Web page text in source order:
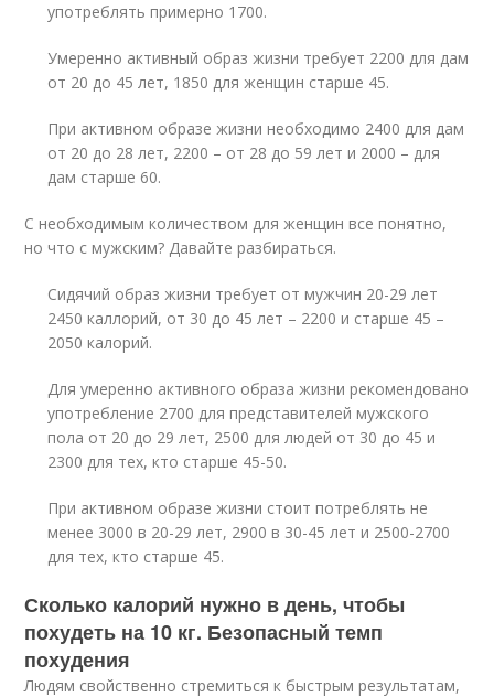
употреблять примерно 1700.
Умеренно активный образ жизни требует 2200 для дам
от 20 до 45 лет, 1850 для женщин старше 45.
При активном образе жизни необходимо 2400 для дам
от 20 до 28 лет, 2200 – от 28 до 59 лет и 2000 – для
дам старше 60.
С необходимым количеством для женщин все понятно,
но что с мужским? Давайте разбираться.
Сидячий образ жизни требует от мужчин 20-29 лет
2450 каллорий, от 30 до 45 лет – 2200 и старше 45 –
2050 калорий.
Для умеренно активного образа жизни рекомендовано
употребление 2700 для представителей мужского
пола от 20 до 29 лет, 2500 для людей от 30 до 45 и
2300 для тех, кто старше 45-50.
При активном образе жизни стоит потреблять не
менее 3000 в 20-29 лет, 2900 в 30-45 лет и 2500-2700
для тех, кто старше 45.
Сколько калорий нужно в день, чтобы
похудеть на 10 кг. Безопасный темп
похудения
Людям свойственно стремиться к быстрым результатам,